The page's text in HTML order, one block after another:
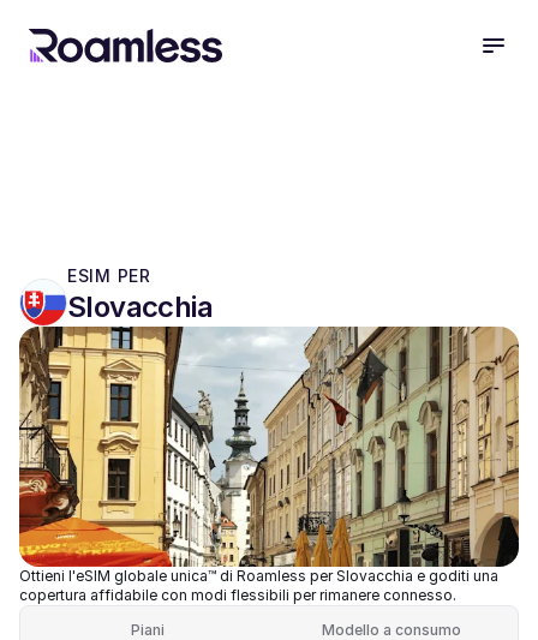
ESIM PER
Slovacchia
Ottieni l'eSIM globale unica™ di Roamless per Slovacchia e goditi una
copertura affidabile con modi flessibili per rimanere connesso.
Piani
Modello a consumo